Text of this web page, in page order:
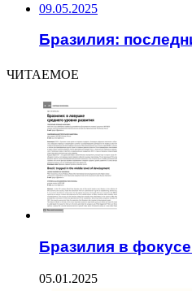
09.05.2025
Бразилия:
ЧИТАЕМОЕ
Бразилия в
05.01.2025